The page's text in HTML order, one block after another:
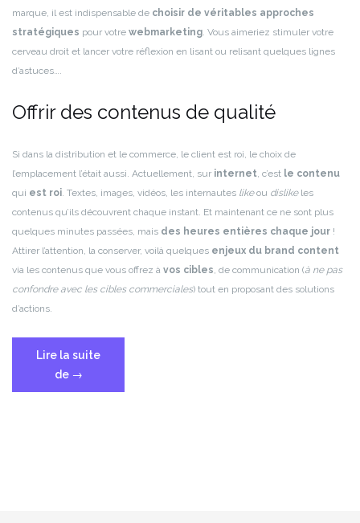
marque, il est indispensable de choisir de véritables approches
stratégiques pour votre webmarketing . Vous aimeriez stimuler votre
cerveau droit et lancer votre réflexion en lisant ou relisant quelques lignes
d’astuces….
Offrir des contenus de qualité
Si dans la distribution et le commerce, le client est roi, le choix de
l’emplacement l’était aussi. Actuellement, sur internet , c’est le contenu
qui est roi . Textes, images, vidéos, les internautes likeou dislike les
contenus qu’ils découvrent chaque instant. Et maintenant ce ne sont plus
quelques minutes passées, mais des heures entières chaque jour !
Attirer l’attention, la conserver, voilà quelques enjeux du brand content
via les contenus que vous offrez à vos cibles , de communication (à ne pas
confondre avec les cibles commerciales) tout en proposant des solutions
d’actions.
Lire la suite
de « Marketing
digital
→